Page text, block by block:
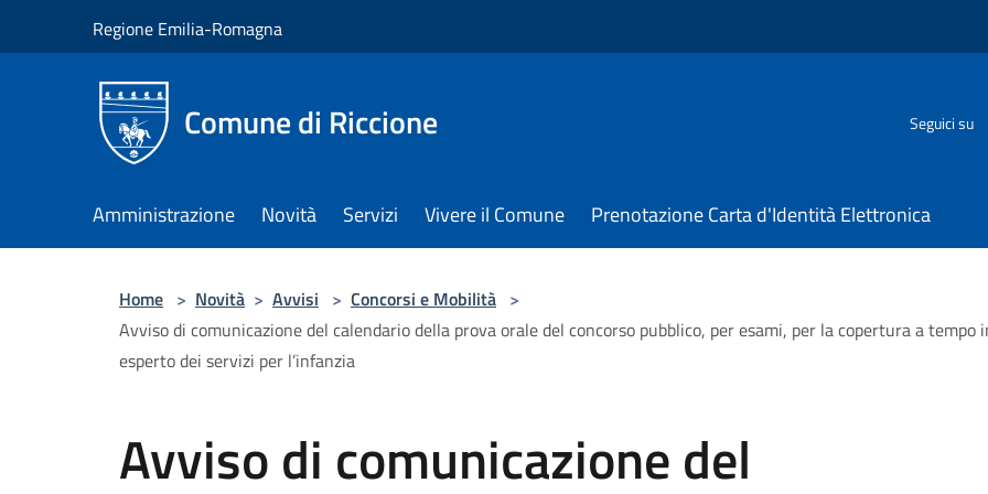
Regione Emilia-Romagna
Comune di Riccione Seguici su
Amministrazione Novità Servizi Vivere il Comune Prenotazione Carta d'Identità Elettronica
Home > Novità > Avvisi > Concorsi e Mobilità >
Avviso di comunicazione del calendario della prova orale del concorso pubblico, per esami, per la copertura a
esperto dei servizi per l’infanzia
Avviso di comunicazione del